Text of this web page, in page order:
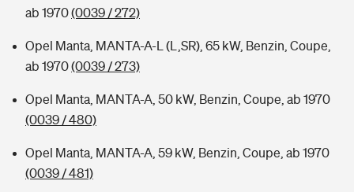
ab 1970(0039 / 272)
Opel Manta, MANTA-A-L (L,SR), 65 kW, Benzin, Coupe,
ab 1970(0039 / 273)
Opel Manta, MANTA-A, 50 kW, Benzin, Coupe, ab 1970
(0039 / 480)
Opel Manta, MANTA-A, 59 kW, Benzin, Coupe, ab 1970
(0039 / 481)